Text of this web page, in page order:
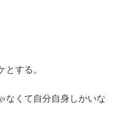
する。
なくて自分自身しかいな